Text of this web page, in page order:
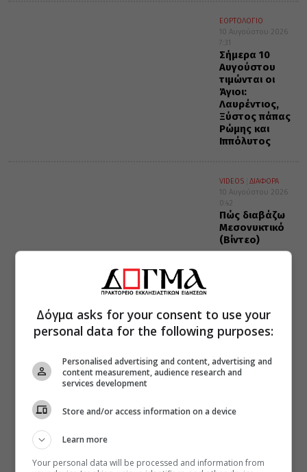
ΕΟΡΤΟΛΟΓΙΟ
10 Αυγούστου 2026
7:31
Σήμερα 10
Αυγούστου
τιμώνται οι
Άγιοι:
Λαυρέντιος,
Ξύστος πάπας
Ρώμης και
Ιππόλυτος
VIDEOS
ΔΙΑΦΟΡΑ
10 Αυγούστου 2026
0:42
Πώς διαβάζω
Μεσονυκτικό
(Βίντεο)
Δόγμα asks for your consent to use your
personal data for the following purposes:
Personalised advertising and content, advertising and
content measurement, audience research and
services development
Store and/or access information on a device
Learn more
Your personal data will be processed and information from